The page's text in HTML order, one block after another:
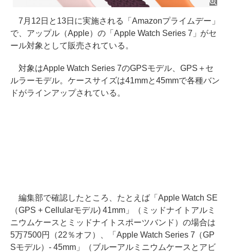
7月12日と13日に実施される「Amazonプライムデー」
で、アップル（Apple）の「Apple Watch Series 7」がセ
ール対象として販売されている。
対象はApple Watch Series 7のGPSモデル、GPS＋セ
ルラーモデル。ケースサイズは41mmと45mmで各種バン
ドがラインアップされている。
編集部で確認したところ、たとえば「Apple Watch SE
（GPS + Cellularモデル) 41mm」（ミッドナイトアルミ
ニウムケースとミッドナイトスポーツバンド）の場合は
5万7500円（22％オフ）、「Apple Watch Series 7（GP
Sモデル）- 45mm」（ブルーアルミニウムケースとアビ